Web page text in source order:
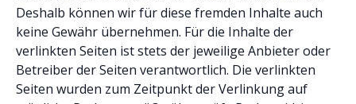
Deshalb können wir für diese fremden Inhalte auch
keine Gewähr übernehmen. Für die Inhalte der
verlinkten Seiten ist stets der jeweilige Anbieter oder
Betreiber der Seiten verantwortlich. Die verlinkten
Seiten wurden zum Zeitpunkt der Verlinkung auf